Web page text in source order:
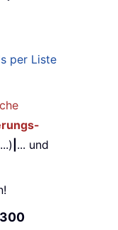
per Liste
... und